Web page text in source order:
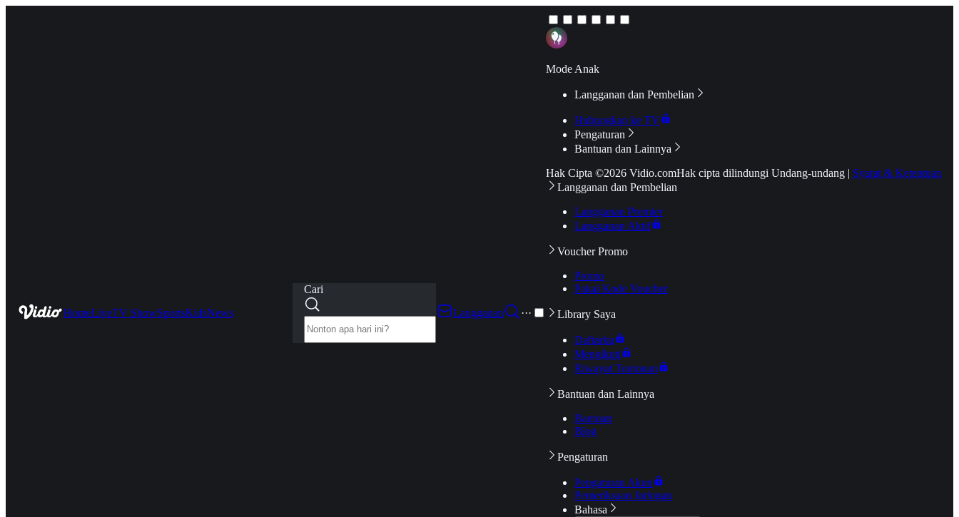
HomeLiveTV ShowSportsKidsNews
Cari
Langganan
···
Mode Anak
Langganan dan Pembelian
Hubungkan ke TV
Pengaturan
Bantuan dan Lainnya
Hak Cipta ©2026 Vidio.comHak cipta dilindungi Undang-undang | Syarat & Ketentuan
Langganan dan Pembelian
Langganan Premier
Langganan Aktif
Voucher Promo
Promo
Pakai Kode Voucher
Library Saya
Daftarku
Mengikuti
Riwayat Tontonan
Bantuan dan Lainnya
Bantuan
Blog
Pengaturan
Pengaturan Akun
Pemeriksaan Jaringan
Bahasa